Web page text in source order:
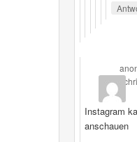
Instagram
anschauen